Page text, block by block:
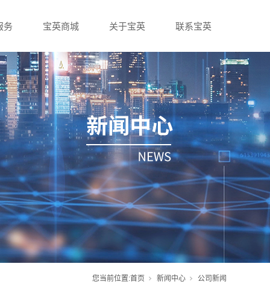
务 宝英商城 关于宝英 联系宝英
您当前位置:首页 新闻中心 公司新闻